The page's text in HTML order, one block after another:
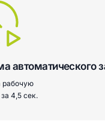
автоматического
рабочую
4,5 сек.